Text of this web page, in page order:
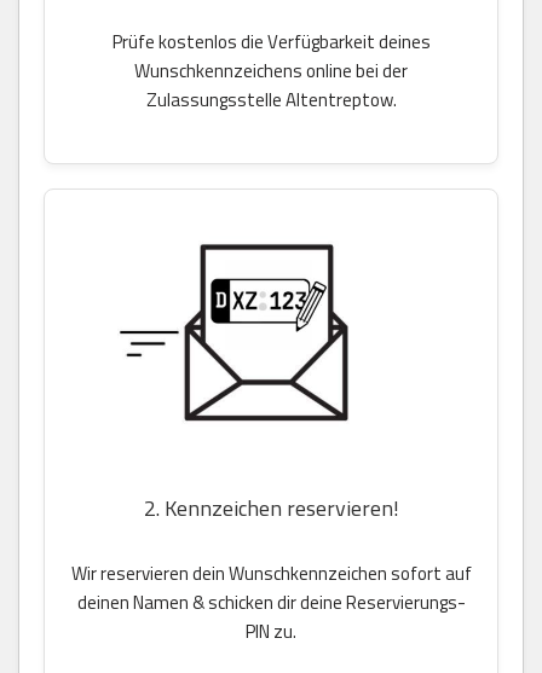
Prüfe kostenlos die Verfügbarkeit deines
Wunschkennzeichens online bei der
Zulassungsstelle Altentreptow.
2. Kennzeichen reservieren!
Wir reservieren dein Wunschkennzeichen sofort auf
deinen Namen & schicken dir deine Reservierungs-
PIN zu.